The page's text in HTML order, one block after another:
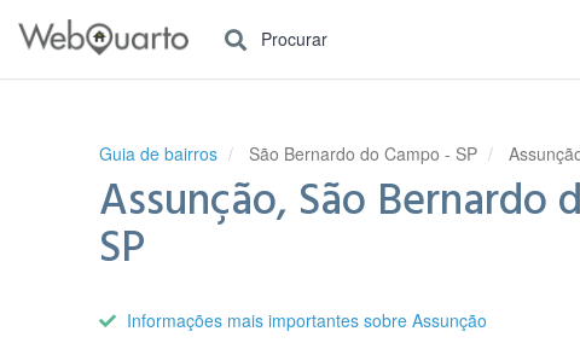
Procurar
Guia de bairros São Bernardo do Campo - SP
Assunção, São Bernardo
SP
Informações mais importantes sobre Assunção